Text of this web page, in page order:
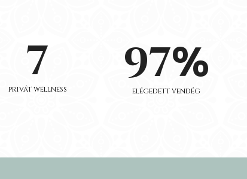
7
privát wellness 97%
elégedett vendég